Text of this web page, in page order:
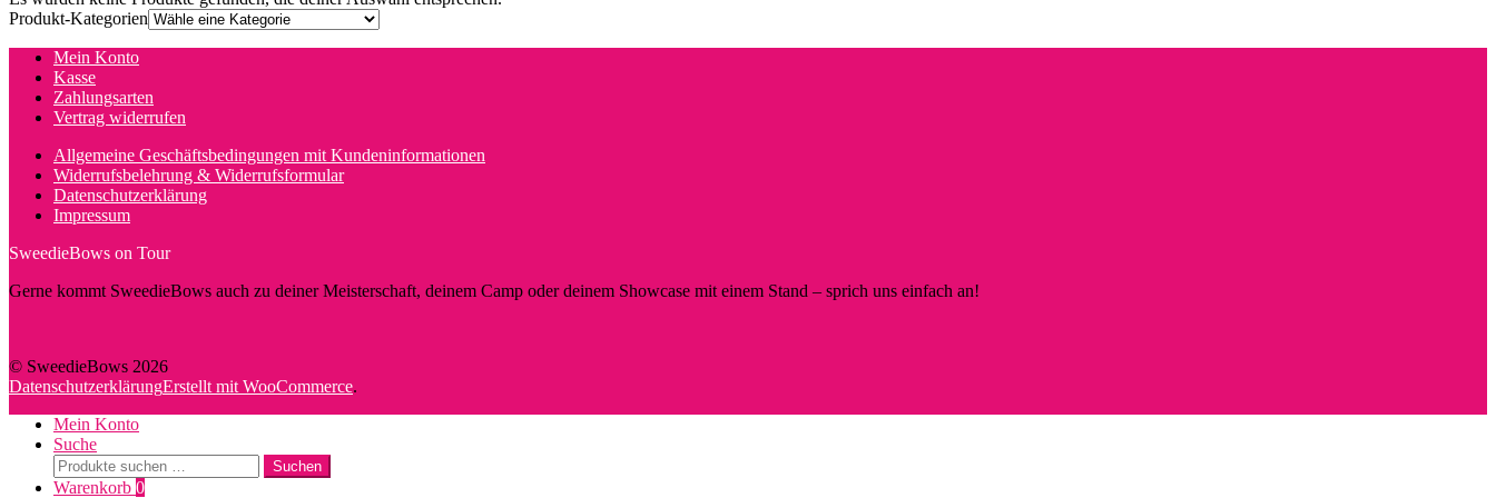
Produkt-Kategorien
Mein Konto
Kasse
Zahlungsarten
Vertrag widerrufen
Allgemeine Geschäftsbedingungen mit Kundeninformationen
Widerrufsbelehrung & Widerrufsformular
Datenschutzerklärung
Impressum
SweedieBows on Tour
Gerne kommt SweedieBows auch zu deiner Meisterschaft, deinem Camp oder deinem Showcase mit einem Stand – sprich uns einfach an!
© SweedieBows 2026
DatenschutzerklärungErstellt mit WooCommerce.
Mein Konto
Suche
Suche
nach:
Suchen
Warenkorb 0